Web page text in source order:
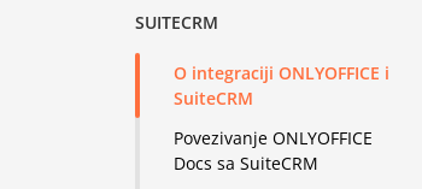
SUITECRM
O integraciji ONLYOFFICE i
SuiteCRM
Povezivanje ONLYOFFICE
Docs sa SuiteCRM